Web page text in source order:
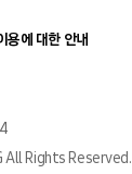
용에 대한 안내
All Rights Reserved.